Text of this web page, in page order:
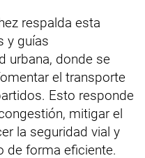
respalda esta
y guías
urbana, donde se
el transporte
Esto responde
mitigar el
la seguridad vial y
de forma eficiente.